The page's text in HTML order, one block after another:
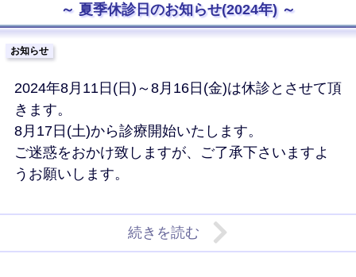
夏季休診日のお知らせ(2024年)
お知らせ
2024年8月11日(日)～8月16日(金)は休診とさせて頂
きます。
8月17日(土)から診療開始いたします。
ご迷惑をおかけ致しますが、ご了承下さいますよ
うお願いします。
続きを読む